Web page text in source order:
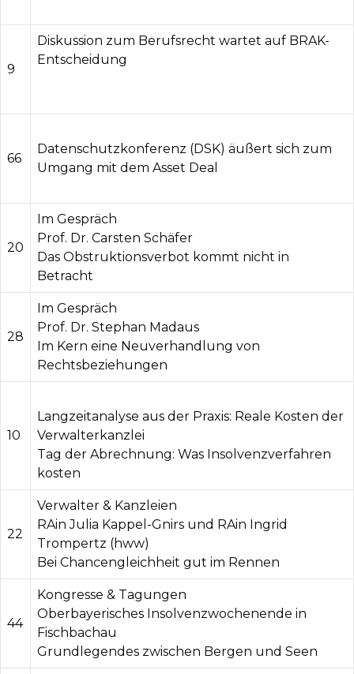
9
Diskussion zum Berufsrecht wartet auf BRAK-
Entscheidung
66
Datenschutzkonferenz (DSK) äußert sich zum
Umgang mit dem Asset Deal
20
Im Gespräch
Prof. Dr. Carsten Schäfer
Das Obstruktionsverbot kommt nicht in
Betracht
28
Im Gespräch
Prof. Dr. Stephan Madaus
Im Kern eine Neuverhandlung von
Rechtsbeziehungen
10
Langzeitanalyse aus der Praxis: Reale Kosten der
Verwalterkanzlei
Tag der Abrechnung: Was Insolvenzverfahren
kosten
22
Verwalter & Kanzleien
RAin Julia Kappel-Gnirs und RAin Ingrid
Trompertz (hww)
Bei Chancengleichheit gut im Rennen
44
Kongresse & Tagungen
Oberbayerisches Insolvenzwochenende in
Fischbachau
Grundlegendes zwischen Bergen und Seen